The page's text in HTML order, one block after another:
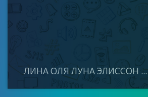
ЛИНА ОЛЯ ЛУНА ЭЛИССОН ...